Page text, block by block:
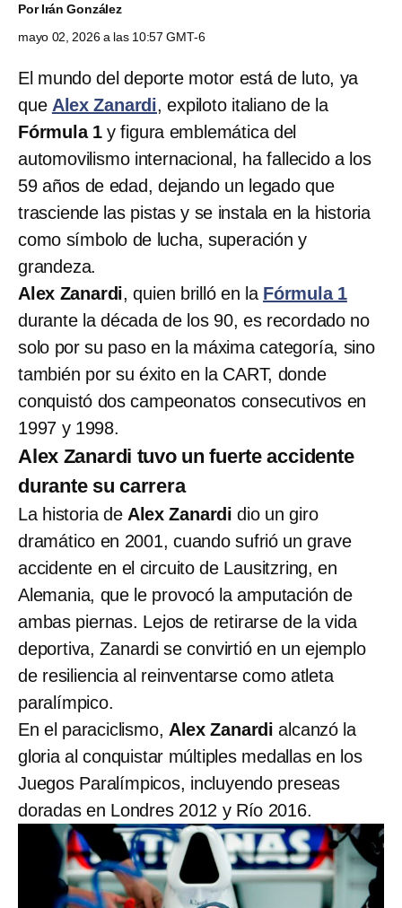
PorIrán González
mayo 02, 2026 a las 10:57 GMT-6
El mundo del deporte motor está de luto, ya
que Alex Zanardi, expiloto italiano de la
Fórmula 1y figura emblemática del
automovilismo internacional, ha fallecido a los
59 años de edad, dejando un legado que
trasciende las pistas y se instala en la historia
como símbolo de lucha, superación y
grandeza.
Alex Zanardi, quien brilló en la Fórmula 1
durante la década de los 90, es recordado no
solo por su paso en la máxima categoría, sino
también por su éxito en la CART, donde
conquistó dos campeonatos consecutivos en
1997 y 1998.
Alex Zanardi tuvo un fuerte accidente
durante su carrera
La historia de Alex Zanardi dio un giro
dramático en 2001, cuando sufrió un grave
accidente en el circuito de Lausitzring, en
Alemania, que le provocó la amputación de
ambas piernas. Lejos de retirarse de la vida
deportiva, Zanardi se convirtió en un ejemplo
de resiliencia al reinventarse como atleta
paralímpico.
En el paraciclismo, Alex Zanardialcanzó la
gloria al conquistar múltiples medallas en los
Juegos Paralímpicos, incluyendo preseas
doradas en Londres 2012 y Río 2016.